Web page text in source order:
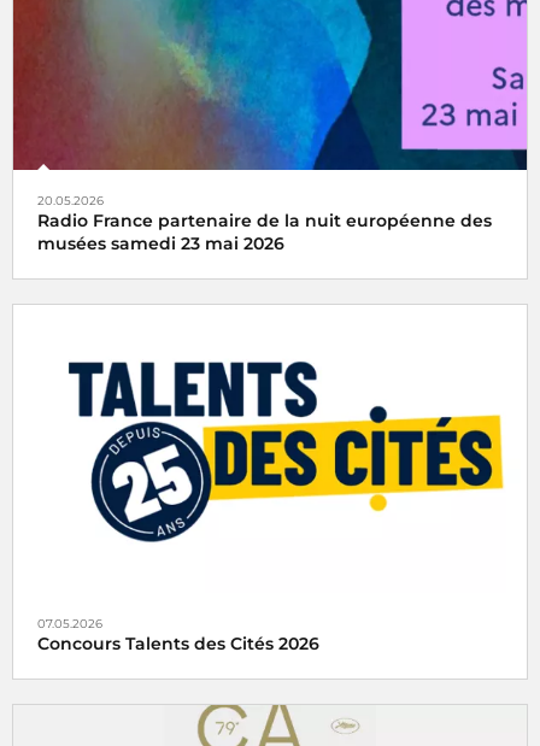
20.05.2026
Radio France partenaire de la nuit européenne des
musées samedi 23 mai 2026
Rendez-vous culturel incontournable depuis 2005, la Nuit
européenne des musées invite chaque année le public à
découvrir les musées autrement, à travers une
programmation originale mêlant visites, parcours,
performances et expériences inédites.
07.05.2026
Concours Talents des Cités 2026